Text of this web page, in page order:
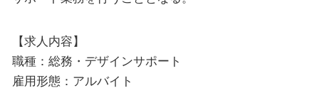
【求人内容】
職種：総務・デザインサポート
雇用形態：アルバイト